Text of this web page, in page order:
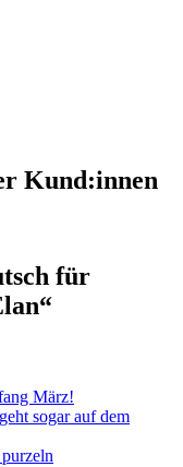
Kund:innen
für
März!
sogar auf dem